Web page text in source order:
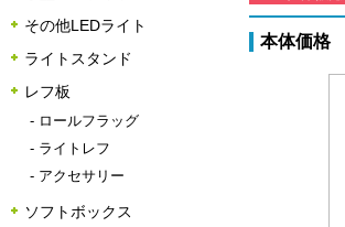
本体価格
その他LEDライト
ライトスタンド
レフ板
- ロールフラッグ
- ライトレフ
- アクセサリー
ソフトボックス